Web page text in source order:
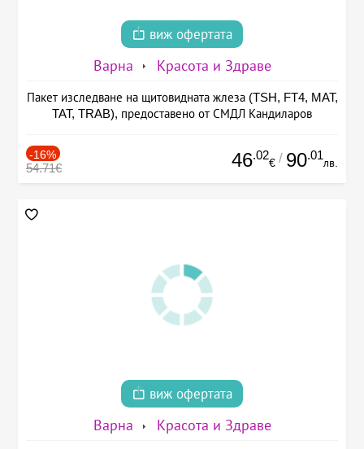
виж офертата
Варна Красота и Здраве
Пакет изследване на щитовидната жлеза (TSH, FT4, MAT,
TAT, TRAB), предоставено от СМДЛ Кандиларов
-16%
54.71€ 46.02
€ / 90.01
лв.
виж офертата
Варна Красота и Здраве